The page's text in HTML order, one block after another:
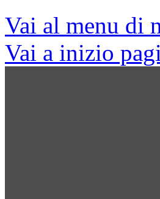
Vai al menu di
Vai a inizio